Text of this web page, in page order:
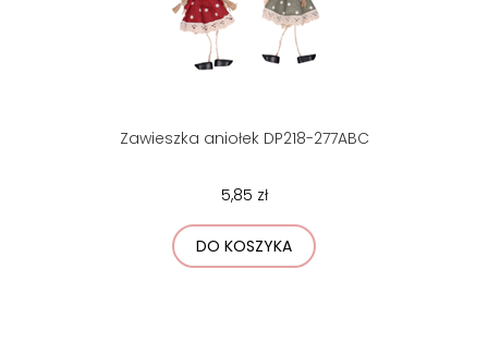
Zawieszka aniołek DP218-277ABC
5,85 zł
DO KOSZYKA